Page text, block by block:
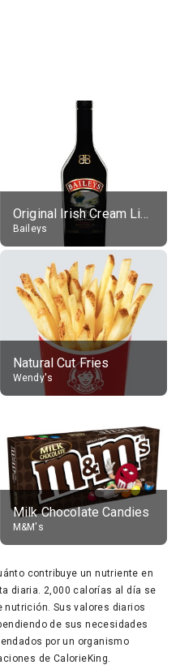
Original Irish Cream Liqueur (17% alc.)
Baileys
Natural Cut Fries
Wendy's
Milk Chocolate Candies
M&M's
contribuye un nutriente en
diaria. 2,000 calorías al día se
Sus valores diarios
de sus necesidades
por un organismo
de CalorieKing.